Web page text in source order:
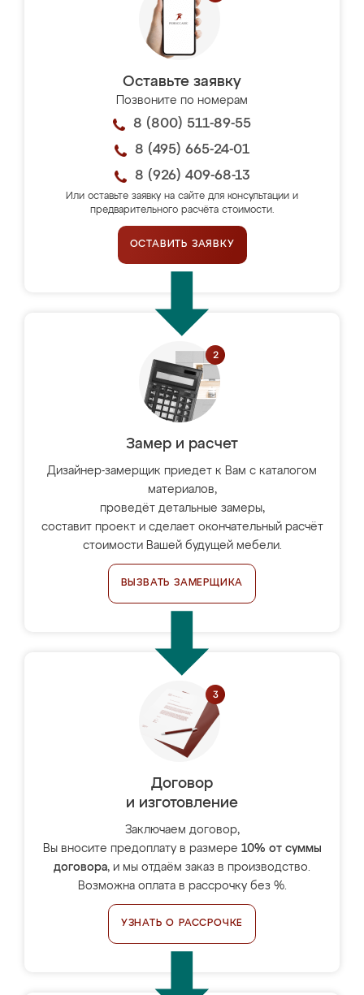
Оставьте заявку
Позвоните по номерам
8 (800) 511-89-55
8 (495) 665-24-01
8 (926) 409-68-13
Или оставьте заявку на сайте для консультации и
предварительного расчёта стоимости.
ОСТАВИТЬ ЗАЯВКУ
Замер и расчет
Дизайнер-замерщик приедет к Вам с каталогом
материалов,
проведёт детальные замеры,
составит проект и сделает окончательный расчёт
стоимости Вашей будущей мебели.
ВЫЗВАТЬ ЗАМЕРЩИКА
Договор
и изготовление
Заключаем договор,
Вы вносите предоплату в размере 10% от суммы
договора, и мы отдаём заказ в производство.
Возможна оплата в рассрочку без %.
УЗНАТЬ О РАССРОЧКЕ